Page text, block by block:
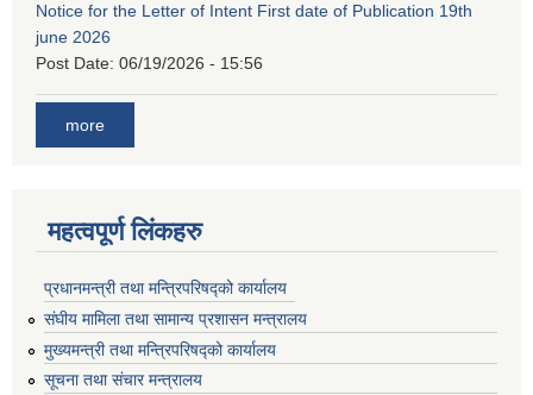
Notice for the Letter of Intent First date of Publication 19th
june 2026
Post Date: 06/19/2026 - 15:56
more
महत्वपूर्ण लिंकहरु
प्रधानमन्त्री तथा मन्त्रिपरिषद्को कार्यालय
संघीय मामिला तथा सामान्य प्रशासन मन्त्रालय
मुख्यमन्त्री तथा मन्त्रिपरिषद्को कार्यालय
सूचना तथा संचार मन्त्रालय